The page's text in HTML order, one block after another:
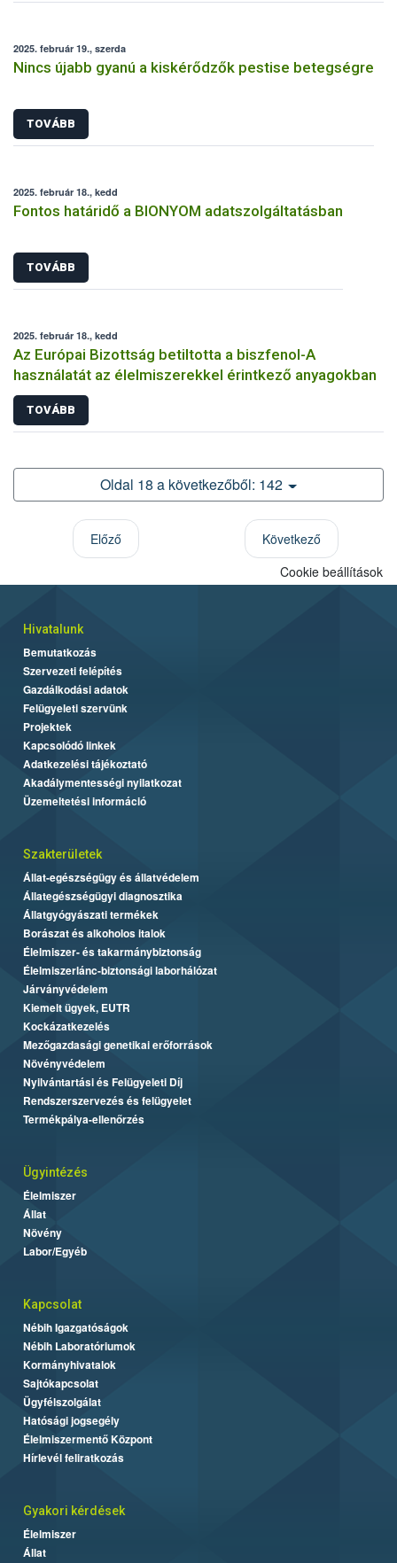
2025. február 19., szerda
Nincs újabb gyanú a kiskérődzők pestise betegségre
TOVÁBB
2025. február 18., kedd
Fontos határidő a BIONYOM adatszolgáltatásban
TOVÁBB
2025. február 18., kedd
Az Európai Bizottság betiltotta a biszfenol-A
használatát az élelmiszerekkel érintkező anyagokban
TOVÁBB
Oldal 18 a következőből: 142
Előző
Következő
Cookie beállítások
Hivatalunk
Bemutatkozás
Szervezeti felépítés
Gazdálkodási adatok
Felügyeleti szervünk
Projektek
Kapcsolódó linkek
Adatkezelési tájékoztató
Akadálymentességi nyilatkozat
Üzemeltetési információ
Szakterületek
Állat-egészségügy és állatvédelem
Állategészségügyi diagnosztika
Állatgyógyászati termékek
Borászat és alkoholos italok
Élelmiszer- és takarmánybiztonság
Élelmiszerlánc-biztonsági laborhálózat
Járványvédelem
Kiemelt ügyek, EUTR
Kockázatkezelés
Mezőgazdasági genetikai erőforrások
Növényvédelem
Nyilvántartási és Felügyeleti Díj
Rendszerszervezés és felügyelet
Termékpálya-ellenőrzés
Ügyintézés
Élelmiszer
Állat
Növény
Labor/Egyéb
Kapcsolat
Nébih Igazgatóságok
Nébih Laboratóriumok
Kormányhivatalok
Sajtókapcsolat
Ügyfélszolgálat
Hatósági jogsegély
Élelmiszermentő Központ
Hírlevél feliratkozás
Gyakori kérdések
Élelmiszer
Állat